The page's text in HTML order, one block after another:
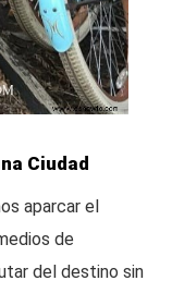
Ciudad
aparcar el
de
del destino sin